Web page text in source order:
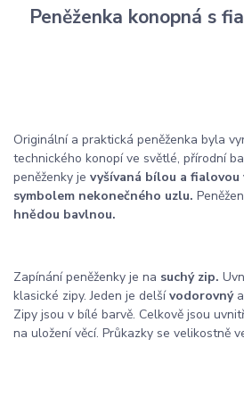
Peněženka konopná s
Originální a praktická peněženka byla
technického konopí ve světlé, přírodní
peněženky je vyšívaná bílou a fialovou
symbolem nekonečného uzlu.
hnědou bavlnou.
Zapínání peněženky je na suchý zip.
klasické zipy. Jeden je delšívodorovnýa
Zipy jsou v bílé barvě. Celkově jsou
na uložení věcí. Průkazky se velikostně